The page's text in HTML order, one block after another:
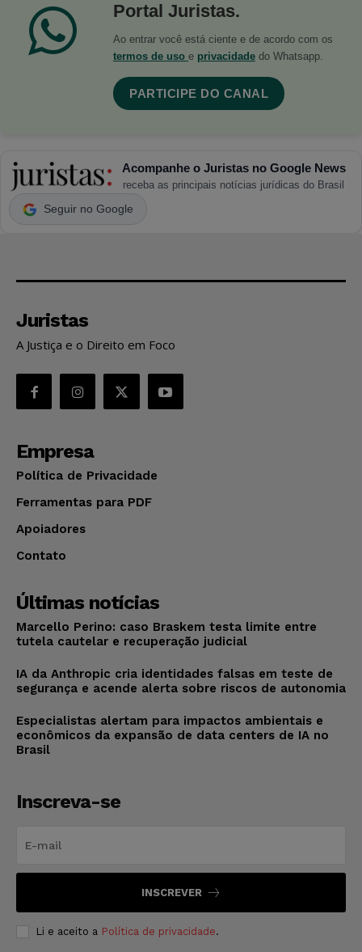
Portal Juristas.
Ao entrar você está ciente e de acordo com os
termos de uso e privacidade do Whatsapp.
PARTICIPE DO CANAL
Acompanhe o Juristas no Google News
receba as principais notícias jurídicas do Brasil
Seguir no Google
Juristas
A Justiça e o Direito em Foco
Empresa
Política de Privacidade
Ferramentas para PDF
Apoiadores
Contato
Últimas notícias
Marcello Perino: caso Braskem testa limite entre
tutela cautelar e recuperação judicial
IA da Anthropic cria identidades falsas em teste de
segurança e acende alerta sobre riscos de autonomia
Especialistas alertam para impactos ambientais e
econômicos da expansão de data centers de IA no
Brasil
Inscreva-se
INSCREVER
Li e aceito a Política de privacidade.